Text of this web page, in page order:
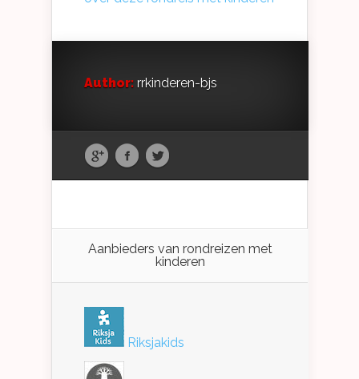
Author: rrkinderen-bjs
Aanbieders van rondreizen met
kinderen
Riksjakids